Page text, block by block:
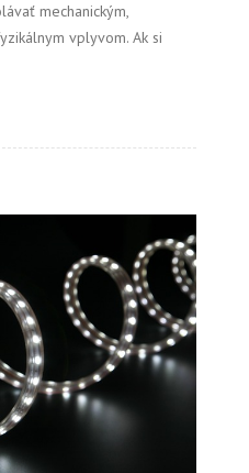
mechanickým,
vplyvom. Ak si